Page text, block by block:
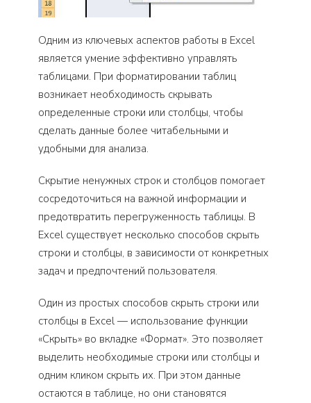
Одним из ключевых аспектов работы в Excel
является умение эффективно управлять
таблицами. При форматировании таблиц
возникает необходимость скрывать
определенные строки или столбцы, чтобы
сделать данные более читабельными и
удобными для анализа.
Скрытие ненужных строк и столбцов помогает
сосредоточиться на важной информации и
предотвратить перегруженность таблицы. В
Excel существует несколько способов скрыть
строки и столбцы, в зависимости от конкретных
задач и предпочтений пользователя.
Один из простых способов скрыть строки или
столбцы в Excel — использование функции
«Скрыть» во вкладке «Формат». Это позволяет
выделить необходимые строки или столбцы и
одним кликом скрыть их. При этом данные
остаются в таблице, но они становятся